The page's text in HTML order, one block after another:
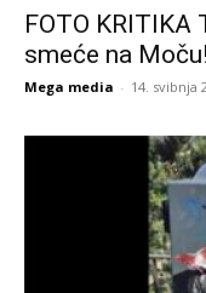
FOTO
smeće na Moču!
Mega media - 14. svibnja